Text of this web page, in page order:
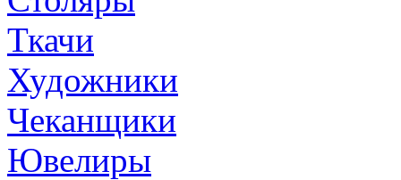
Ткачи
Художники
Чеканщики
Ювелиры